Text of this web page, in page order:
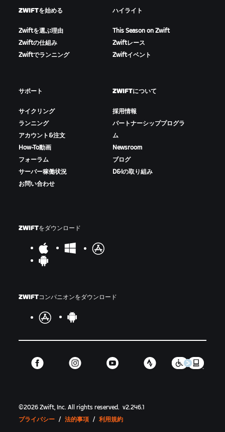
ZWIFTを始める
Zwiftを選ぶ理由
Zwiftの仕組み
Zwiftでランニング
ハイライト
This Season on Zwift
Zwiftレース
Zwiftイベント
サポート
サイクリング
ランニング
アカウント&注文
How-To動画
フォーラム
サーバー稼働状況
お問い合わせ
ZWIFTについて
採用情報
パートナーシッププログラ
ム
Newsroom
ブログ
D&Iの取り組み
ZWIFTをダウンロード
ZWIFTコンパニオンをダウンロード
©2026 Zwift, Inc.All rights reserved. v2.246.1
プライバシー / 法的事項 / 利用規約